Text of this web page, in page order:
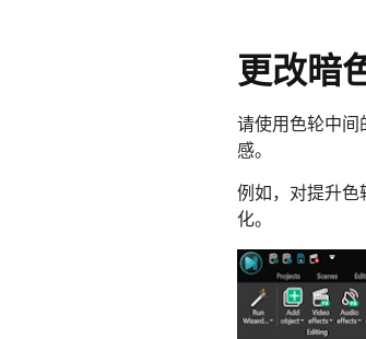
更改暗
请使用色轮中间
感。
例如，对提升色
化。